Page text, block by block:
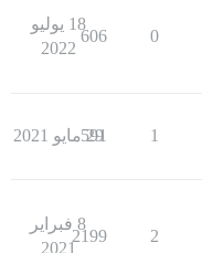
0
606
18 يوليو
2022
1
591
29 مايو 2021
2
2199
8 فبراير
2021